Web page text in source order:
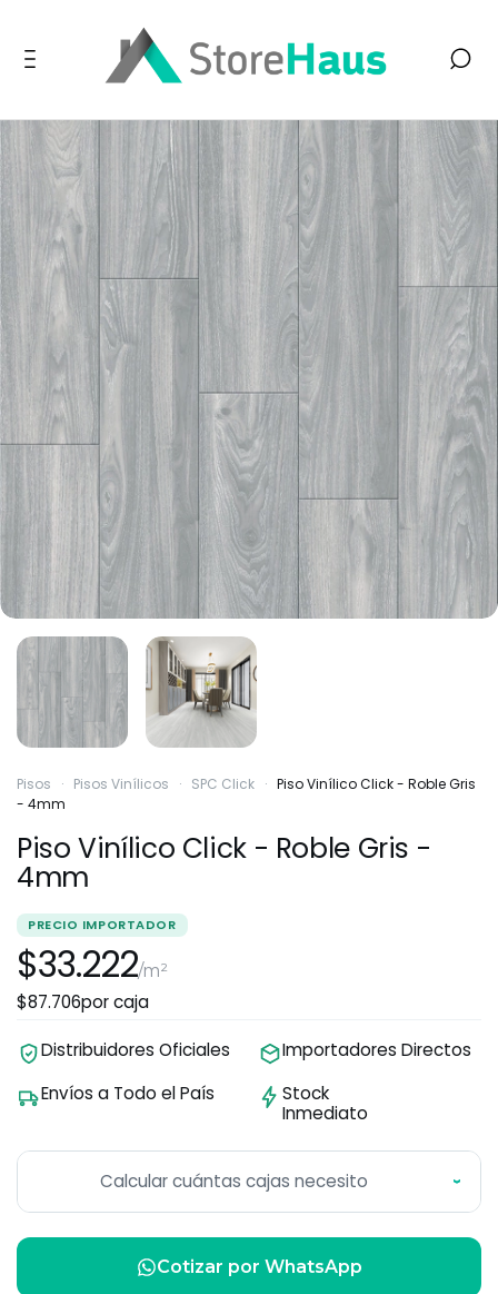
Pisos · Pisos Vinílicos · SPC Click · Piso Vinílico Click - Roble Gris
- 4mm
Piso Vinílico Click - Roble Gris -
4mm
PRECIO IMPORTADOR
$33.222/m²
$87.706por caja
Distribuidores Oficiales
Importadores Directos
Envíos a Todo el País
Stock
Inmediato
Calcular cuántas cajas necesito ›
Cotizar por WhatsApp